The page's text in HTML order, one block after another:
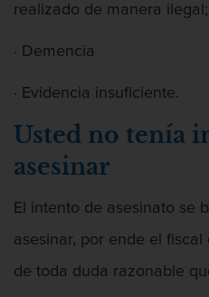
realizado de manera ilegal;
· Demencia
· Evidencia insuficiente.
Usted no tenía
asesinar
El intento de asesinato se
asesinar, por ende el
de toda duda razonable
Actos